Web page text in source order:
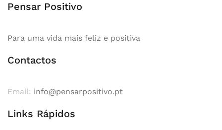
Pensar Positivo
Para uma vida mais feliz e positiva
Contactos
Email: info@pensarpositivo.pt
Links Rápidos